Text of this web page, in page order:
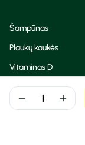
remove add
Šampūnas
Plaukų kaukės
Vitaminas D
Korėjietiška
Dezodorantas